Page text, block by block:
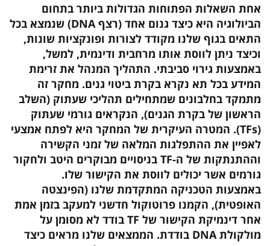
אחת השאלות הפתוחות הגדולות ביותר בתחום
הביולוגיה היא כיצד גנום אחד (רצף DNA) שנמצא בכל
התאים בגוף שלנו מקודד לצורות ופונקציות שונות,
וכיצד ניתן לווסת אותו מרחבית ודינמית, למשל,
באמצעות גירוי סביבתי. התהליך המנהל את זרימת
המידע בכל תא נקרא בקרת ביטוי גנים. מחקר זה
מתמקד בחלבונים שמתחילים תהליכי שעתוק (השלב
הראשון של בקרת הגנים), הנקראים גורמי שעתוק
(TFs). המטרה העיקרית של המחקר היא לפתח אמצעי
לאפיין את ההתפלגות המלאה של זמני הקשירה
וההתנתקות של ה-TF בניסויים מבוקרים היטב ולחקור
גורמים אשר יכולים לווסת את הקישור שלו.
באמצעות הטכניקה המתקדמת שלנו (הפינצטה
האופטית), הקמנו פרוטוקול חדשני למעקב בזמן אמת
אחר דינמיקת הקישור של TF בודד לא מסומן על
מולקולת DNA בודדת. הממצאים שלנו מראים כיצד